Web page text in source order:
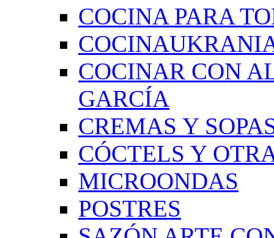
COCINA PARA
COCINAR CON
GARCÍA
CREMAS Y
CÓCTELS Y
MICROONDAS
POSTRES